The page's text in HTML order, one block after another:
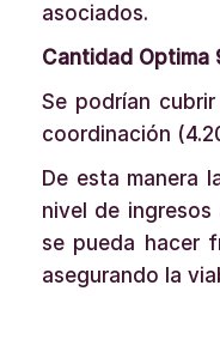
asociados.
Cantidad Optima
Se podrían
coordinación
De esta manera
nivel de
se pueda hacer
asegurando la